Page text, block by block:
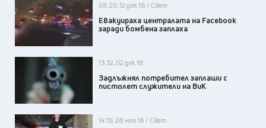
08:20, 12 дек 18 / Свят
Евакуираха централата на Facebook
заради бомбена заплаха
13:32, 02 дек 18
Задлъжнял потребител заплаши с
пистолет служители на ВиК
14:10, 28 ное 18 / Свят